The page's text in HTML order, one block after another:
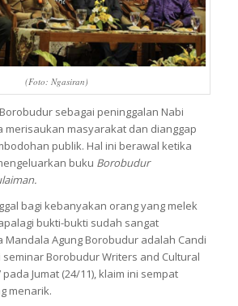
(Foto: Ngasiran)
sebagai peninggalan Nabi
merisaukan masyarakat dan dianggap
publik. Hal ini berawal ketika
buku Borobudur
bagi kebanyakan orang yang melek
bukti-bukti sudah sangat
Mandala Agung Borobudur adalah Candi
seminar Borobudur Writers and Cultural
pada Jumat (24/11), klaim ini sempat
menarik.